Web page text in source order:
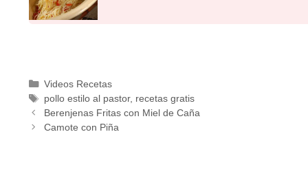
Videos Recetas
pollo estilo al pastor, recetas gratis
Berenjenas Fritas con Miel de Caña
Camote con Piña